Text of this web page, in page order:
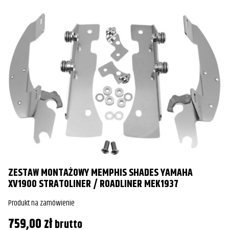
ZESTAW MONTAŻOWY MEMPHIS SHADES YAMAHA
XV1900 STRATOLINER / ROADLINER MEK1937
Produkt na zamówienie
759,00złbrutto